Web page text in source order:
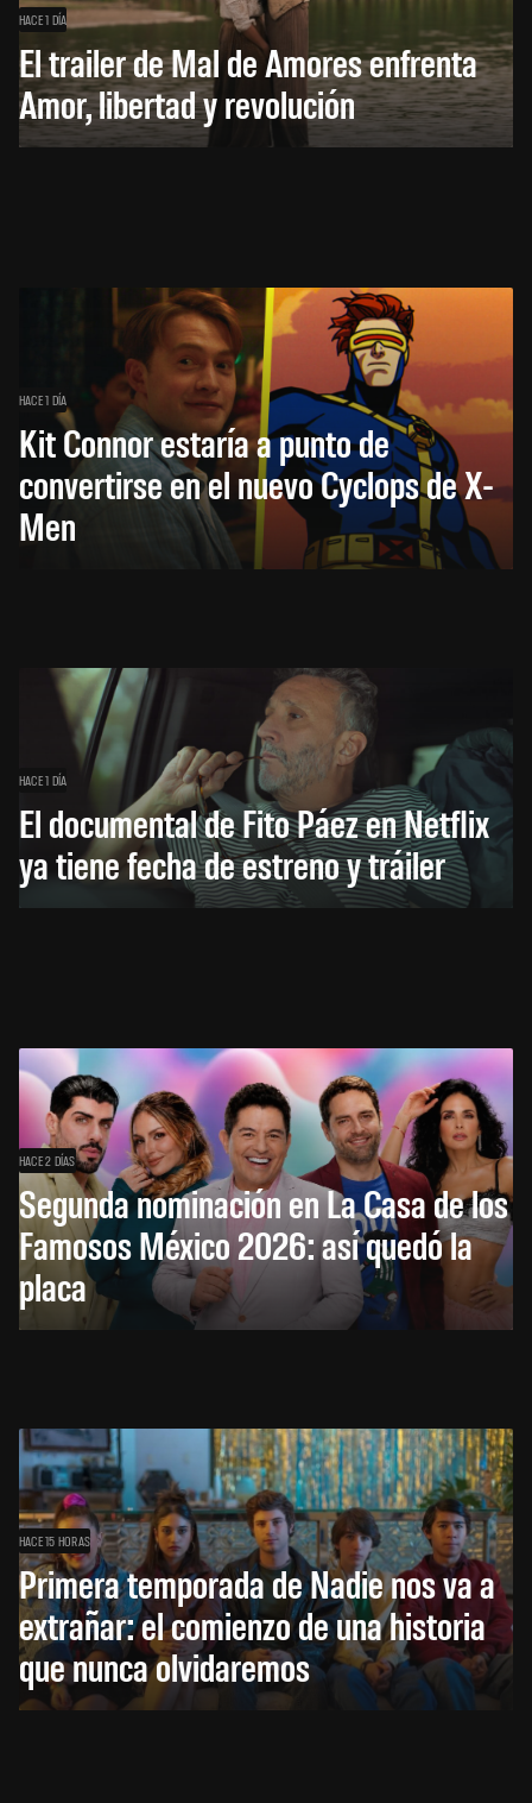
HACE 1 DÍA
El trailer de Mal de Amores enfrenta
Amor, libertad y revolución
HACE 1 DÍA
Kit Connor estaría a punto de
convertirse en el nuevo Cyclops de X-
Men
HACE 1 DÍA
El documental de Fito Páez en Netflix
ya tiene fecha de estreno y tráiler
HACE 2 DÍAS
Segunda nominación en La Casa de los
Famosos México 2026: así quedó la
placa
HACE 15 HORAS
Primera temporada de Nadie nos va a
extrañar: el comienzo de una historia
que nunca olvidaremos